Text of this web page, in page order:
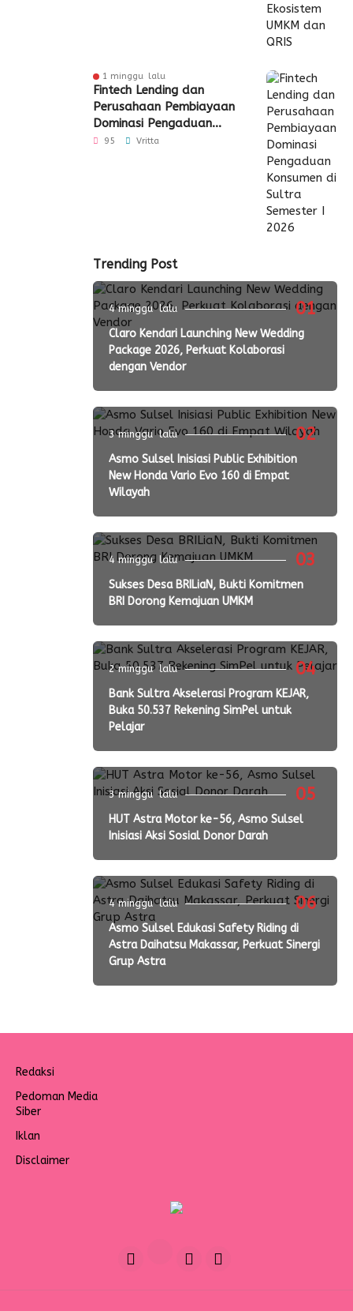
1 minggu lalu
Fintech Lending dan
Perusahaan Pembiayaan
Dominasi Pengaduan
Konsumen di Sultra
95 Vritta
Trending Post
01
4 minggu lalu
Claro Kendari Launching New Wedding
Package 2026, Perkuat Kolaborasi
dengan Vendor
02
3 minggu lalu
Asmo Sulsel Inisiasi Public Exhibition
New Honda Vario Evo 160 di Empat
Wilayah
03
4 minggu lalu
Sukses Desa BRILiaN, Bukti Komitmen
BRI Dorong Kemajuan UMKM
04
2 minggu lalu
Bank Sultra Akselerasi Program KEJAR,
Buka 50.537 Rekening SimPel untuk
Pelajar
05
3 minggu lalu
HUT Astra Motor ke-56, Asmo Sulsel
Inisiasi Aksi Sosial Donor Darah
06
4 minggu lalu
Asmo Sulsel Edukasi Safety Riding di
Astra Daihatsu Makassar, Perkuat Sinergi
Grup Astra
Redaksi
Pedoman Media
Siber
Iklan
Disclaimer